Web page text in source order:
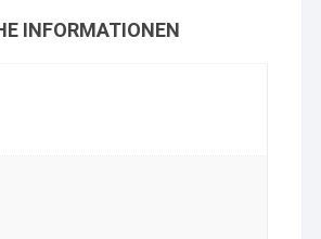
INFORMATIONEN